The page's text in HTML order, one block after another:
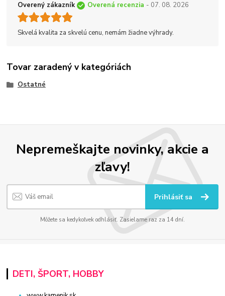
Overený zákazník Overená recenzia - 07. 08. 2026
Skvelá kvalita za skvelú cenu, nemám žiadne výhrady.
Tovar zaradený v kategóriách
Ostatné
Nepremeškajte novinky, akcie a
zľavy!
Prihlásiť sa
Môžete sa kedykoľvek odhlásiť. Zasielame raz za 14 dní.
DETI, ŠPORT, HOBBY